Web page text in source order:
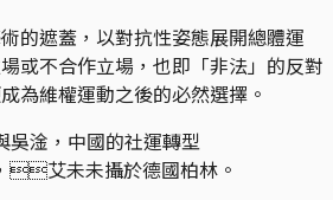
的遮蓋，以對抗性姿態展開總體運
或不合作立場，也即「非法」的反對
為維權運動之後的必然選擇。
艾未未攝於德國柏林。